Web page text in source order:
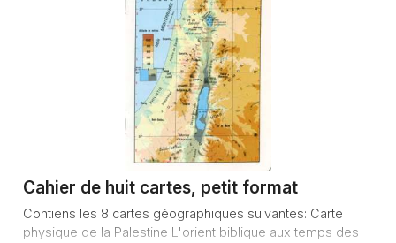
Cahier de huit cartes, petit format
Contiens les 8 cartes géographiques suivantes: Carte
physique de la Palestine L'orient biblique aux temps des